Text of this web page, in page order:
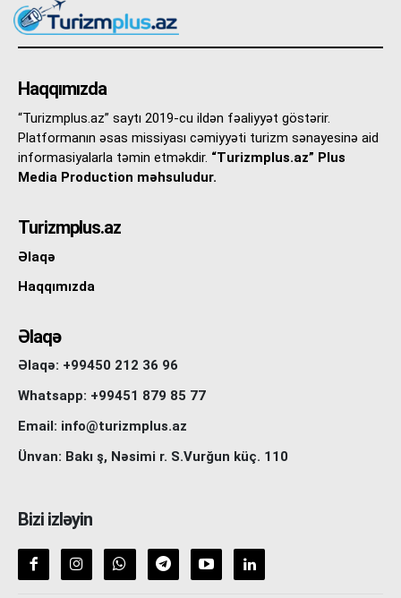
Haqqımızda
“Turizmplus.az” saytı 2019-cu ildən fəaliyyət göstərir.
Platformanın əsas missiyası cəmiyyəti turizm sənayesinə aid
informasiyalarla təmin etməkdir. “Turizmplus.az” Plus
Media Production məhsuludur.
Turizmplus.az
Əlaqə
Haqqımızda
Əlaqə
Əlaqə: +99450 212 36 96
Whatsapp: +99451 879 85 77
Email: info@turizmplus.az
Ünvan: Bakı ş, Nəsimi r. S.Vurğun küç. 110
Bizi izləyin